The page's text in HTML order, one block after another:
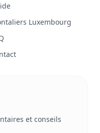
Luxembourg
et conseils